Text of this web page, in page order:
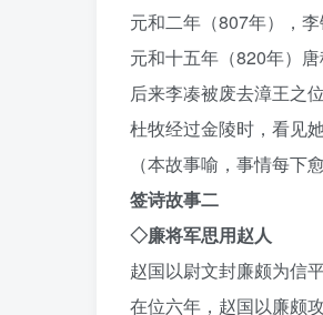
元和二年（807年），
元和十五年（820年）
后来李凑被废去漳王之
杜牧经过金陵时，看
（本故事喻，事情每下
签诗故事二
◇廉将军思用赵人
赵国以尉文封廉颇为信
在位六年，赵国以廉颇